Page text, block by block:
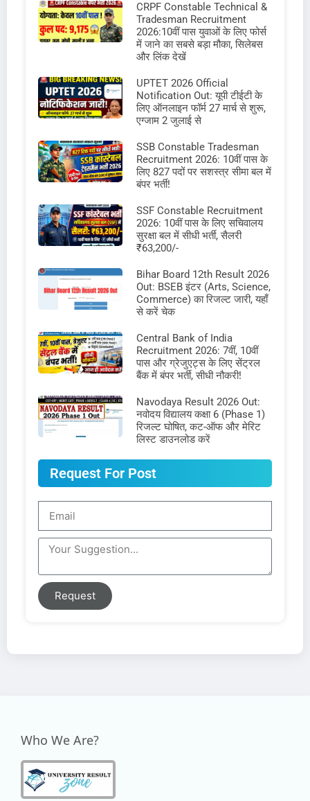
CRPF Constable Technical &
Tradesman Recruitment
2026:10वीं पास युवाओं के लिए फोर्स
में जाने का सबसे बड़ा मौका, सिलेबस
और लिंक देखें
UPTET 2026 Official
Notification Out: यूपी टीईटी के
लिए ऑनलाइन फॉर्म 27 मार्च से शुरू,
एग्जाम 2 जुलाई से
SSB Constable Tradesman
Recruitment 2026: 10वीं पास के
लिए 827 पदों पर सशस्त्र सीमा बल में
बंपर भर्ती!
SSF Constable Recruitment
2026: 10वीं पास के लिए सचिवालय
सुरक्षा बल में सीधी भर्ती, सैलरी
₹63,200/-
Bihar Board 12th Result 2026
Out: BSEB इंटर (Arts, Science,
Commerce) का रिजल्ट जारी, यहाँ
से करें चेक
Central Bank of India
Recruitment 2026: 7वीं, 10वीं
पास और ग्रेजुएट्स के लिए सेंट्रल
बैंक में बंपर भर्ती, सीधी नौकरी!
Navodaya Result 2026 Out:
नवोदय विद्यालय कक्षा 6 (Phase 1)
रिजल्ट घोषित, कट-ऑफ और मेरिट
लिस्ट डाउनलोड करें
Request For Post
Request
Who We Are?